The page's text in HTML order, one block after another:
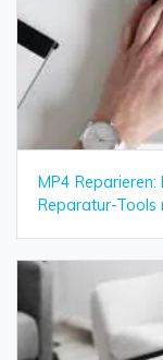
MP4
Reparatur-Tools
Daten
Verlorene